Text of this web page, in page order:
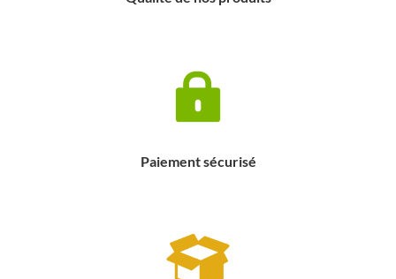
Paiement sécurisé